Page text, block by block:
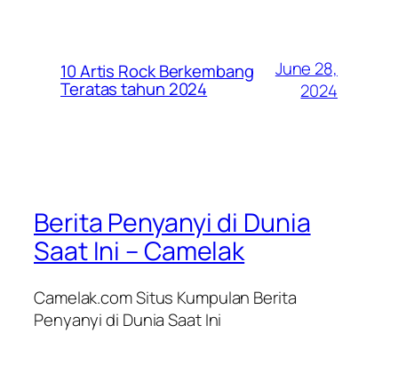
10 Artis Rock Berkembang
Teratas tahun 2024
June 28,
2024
Berita Penyanyi di Dunia
Saat Ini – Camelak
Camelak.com Situs Kumpulan Berita
Penyanyi di Dunia Saat Ini